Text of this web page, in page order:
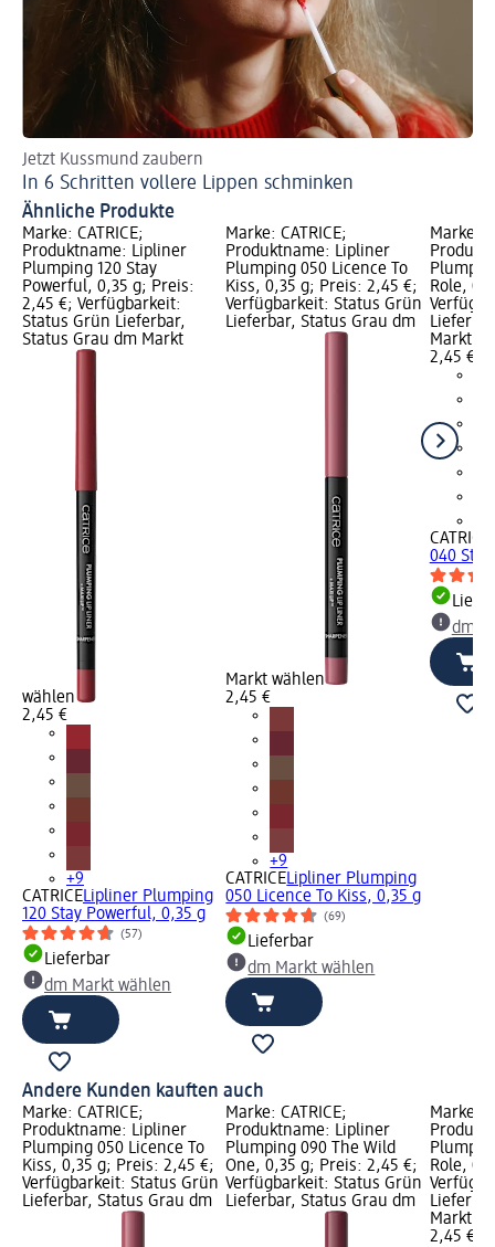
Jetzt Kussmund zaubern
In 6 Schritten vollere Lippen schminken
Ähnliche Produkte
Marke: CATRICE;
Produktname: Lipliner
Plumping 120 Stay
Powerful, 0,35 g; Preis:
2,45 €; Verfügbarkeit:
Status Grün Lieferbar,
Status Grau dm Markt
wählen
2,45 €
+9
CATRICELipliner Plumping
120 Stay Powerful, 0,35 g
(57)
Lieferbar
dm Markt wählen
Marke: CATRICE;
Produktname: Lipliner
Plumping 050 Licence To
Kiss, 0,35 g; Preis: 2,45 €;
Verfügbarkeit: Status Grün
Lieferbar, Status Grau dm
Markt wählen
2,45 €
+9
CATRICELipliner Plumping
050 Licence To Kiss, 0,35 g
(69)
Lieferbar
dm Markt wählen
Marke:
Role,
Markt
2,45 €
CATRICE
040
dm
Andere Kunden kauften auch
Marke: CATRICE;
Produktname: Lipliner
Plumping 050 Licence To
Kiss, 0,35 g; Preis: 2,45 €;
Verfügbarkeit: Status Grün
Lieferbar, Status Grau dm
Marke: CATRICE;
Produktname: Lipliner
Plumping 090 The Wild
One, 0,35 g; Preis: 2,45 €;
Verfügbarkeit: Status Grün
Lieferbar, Status Grau dm
Marke:
Role,
Markt
2,45 €